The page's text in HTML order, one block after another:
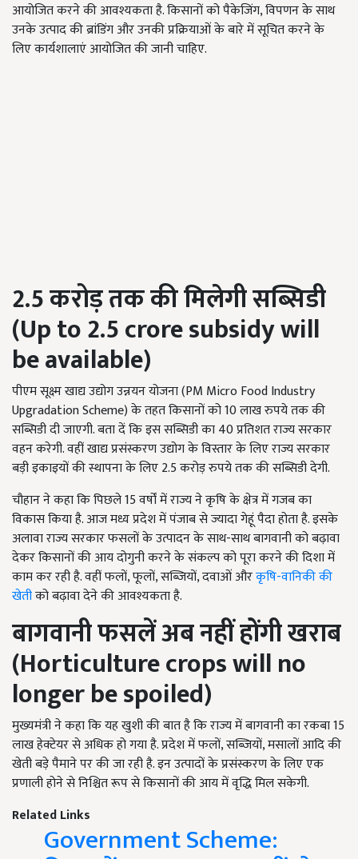
आयोजित करने की आवश्यकता है. किसानों को पैकेजिंग, विपणन के साथ
उनके उत्पाद की ब्रांडिंग और उनकी प्रक्रियाओं के बारे में सूचित करने के
लिए कार्यशालाएं आयोजित की जानी चाहिए.
2.5करोड़ तक की मिलेगी सब्सिडी
(Up to 2.5 crore subsidy will
be available)
पीएम सूक्ष्म खाद्य उद्योग उन्नयन योजना (PM Micro Food Industry
Upgradation Scheme) के तहत किसानों को 10 लाख रुपये तक की
सब्सिडी दी जाएगी. बता दें कि इस सब्सिडी का 40 प्रतिशत राज्य सरकार
वहन करेगी. वहीं खाद्य प्रसंस्करण उद्योग के विस्तार के लिए राज्य सरकार
बड़ी इकाइयों की स्थापना के लिए 2.5 करोड़ रुपये तक की सब्सिडी देगी.
चौहान ने कहा कि पिछले 15 वर्षों में राज्य ने कृषि के क्षेत्र में गजब का
विकास किया है. आज मध्य प्रदेश में पंजाब से ज्यादा गेहूं पैदा होता है. इसके
अलावा राज्य सरकार फसलों के उत्पादन के साथ-साथ बागवानी को बढ़ावा
देकर किसानों की आय दोगुनी करने के संकल्प को पूरा करने की दिशा में
काम कर रही है. वहीं फलों, फूलों, सब्जियों, दवाओं औरकृषि-वानिकी की
खेतीको बढ़ावा देने की आवश्यकता है.
बागवानी फसलें अब नहीं होंगी खराब
(Horticulture crops will no
longer be spoiled)
मुख्यमंत्री ने कहा कि यह खुशी की बात है कि राज्य में बागवानी का रकबा 15
लाख हेक्टेयर से अधिक हो गया है. प्रदेश में फलों, सब्जियों, मसालों आदि की
खेती बड़े पैमाने पर की जा रही है. इन उत्पादों के प्रसंस्करण के लिए एक
प्रणाली होने से निश्चित रूप से किसानों की आय में वृद्धि मिल सकेगी.
Related Links
Government Scheme: